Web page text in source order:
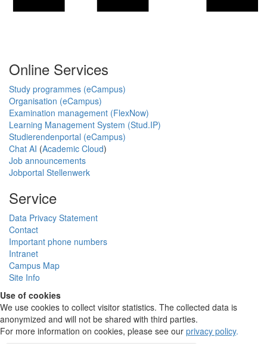
Online Services
Study programmes (eCampus)
Organisation (eCampus)
Examination management (FlexNow)
Learning Management System (Stud.IP)
Studierendenportal (eCampus)
Chat AI (Academic Cloud)
Job announcements
Jobportal Stellenwerk
Service
Data Privacy Statement
Contact
Important phone numbers
Intranet
Campus Map
Site Info
Use of cookies
We use cookies to collect visitor statistics. The collected data is
anonymized and will not be shared with third parties.
For more information on cookies, please see our privacy policy.